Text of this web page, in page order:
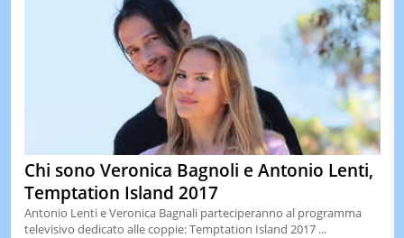
Chi sono Veronica Bagnoli e Antonio Lenti,
Temptation Island 2017
Antonio Lenti e Veronica Bagnali parteciperanno al programma
televisivo dedicato alle coppie: Temptation Island 2017 ...